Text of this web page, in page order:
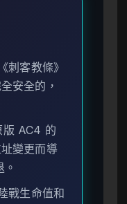
客教條》
安全的，
AC4 的
變更而導
戰生命值和